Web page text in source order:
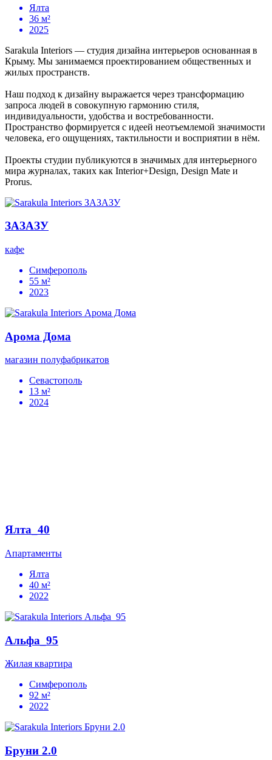
Ялта
36 м²
2025
Sarakula Interiors — студия дизайна интерьеров основанная в
Крыму. Мы занимаемся проектированием общественных и
жилых пространств.
Наш подход к дизайну выражается через трансформацию
запроса людей в совокупную гармонию стиля,
индивидуальности, удобства и востребованности.
Пространство формируется с идеей неотъемлемой значимости
человека, его ощущениях, тактильности и восприятии в нём.
Проекты студии публикуются в значимых для интерьерного
мира журналах, таких как Interior+Design, Design Mate и
Prorus.
ЗАЗАЗУ
кафе
Симферополь
55 м²
2023
Арома Дома
магазин полуфабрикатов
Севастополь
13 м²
2024
Ялта_40
Апартаменты
Ялта
40 м²
2022
Альфа_95
Жилая квартира
Симферополь
92 м²
2022
Бруни 2.0